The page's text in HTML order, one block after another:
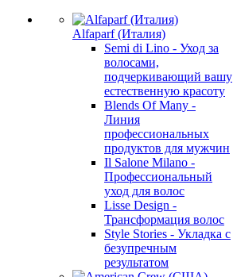
Alfaparf (Италия)
Semi di Lino - Уход за
волосами,
подчеркивающий вашу
естественную красоту
Blends Of Many -
Линия
профессиональных
продуктов для мужчин
Il Salone Milano -
Профессиональный
уход для волос
Lisse Design -
Трансформация волос
Style Stories - Укладка с
безупречным
результатом